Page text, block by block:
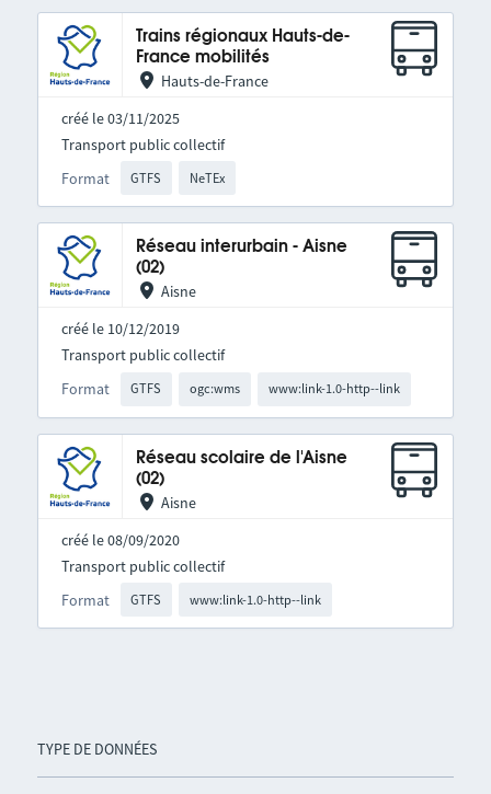
TYPE DE DONNÉES
Trains régionaux Hauts-de-
France mobilités
Hauts-de-France
créé le 03/11/2025
Format GTFS NeTEx
Transport public collectif
Réseau interurbain - Aisne
(02)
Aisne
créé le 10/12/2019
Format GTFS ogc:wms www:link-1.0-http--link
Transport public collectif
Réseau scolaire de l'Aisne
(02)
Aisne
créé le 08/09/2020
Format GTFS www:link-1.0-http--link
Transport public collectif